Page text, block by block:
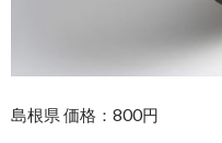
島根県 価格：800円